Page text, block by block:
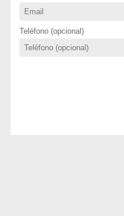
Teléfono (opcional)